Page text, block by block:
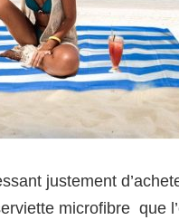
justement
microfibre que